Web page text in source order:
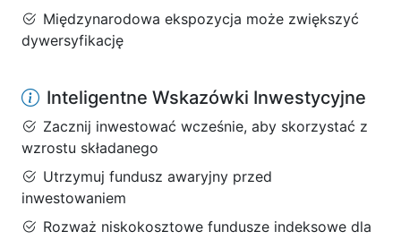
Międzynarodowa ekspozycja może zwiększyć
dywersyfikację
Inteligentne Wskazówki Inwestycyjne
Zacznij inwestować wcześnie, aby skorzystać z
wzrostu składanego
Utrzymuj fundusz awaryjny przed
inwestowaniem
Rozważ niskokosztowe fundusze indeksowe dla